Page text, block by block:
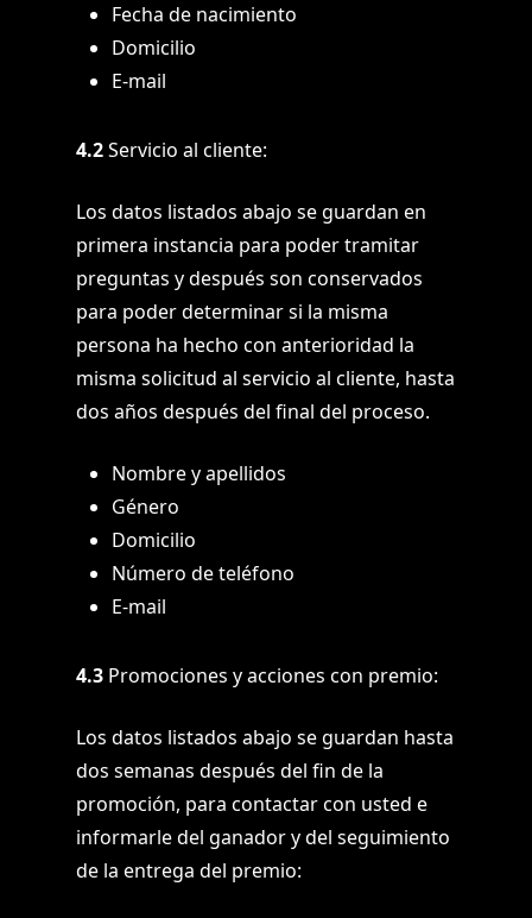
Fecha de nacimiento
Domicilio
E-mail
4.2Servicio al cliente:
Los datos listados abajo se guardan en
primera instancia para poder tramitar
preguntas y después son conservados
para poder determinar si la misma
persona ha hecho con anterioridad la
misma solicitud al servicio al cliente, hasta
dos años después del final del proceso.
Nombre y apellidos
Género
Domicilio
Número de teléfono
E-mail
4.3 Promociones y acciones con premio:
Los datos listados abajo se guardan hasta
dos semanas después del fin de la
promoción, para contactar con usted e
informarle del ganador y del seguimiento
de la entrega del premio: